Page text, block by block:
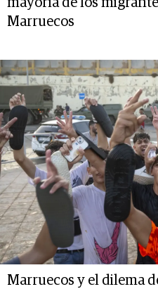
mayoría de los
Marruecos
Marruecos y el dilema